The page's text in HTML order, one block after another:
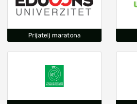
Prijatelj maratona